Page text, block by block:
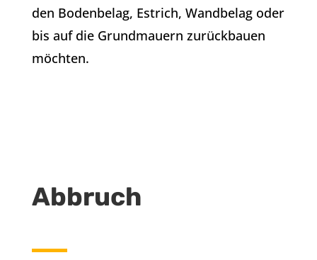
den Bodenbelag, Estrich, Wandbelag oder
bis auf die Grundmauern zurückbauen
möchten.
Abbruch